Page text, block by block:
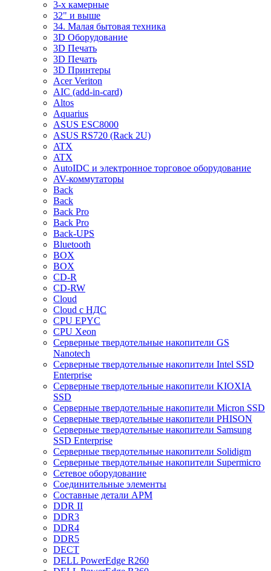
3-x камерные
32" и выше
34. Малая бытовая техника
3D Оборудование
3D Печать
3D Печать
3D Принтеры
Acer Veriton
AIC (add-in-card)
Altos
Aquarius
ASUS ESC8000
ASUS RS720 (Rack 2U)
ATX
ATX
AutoIDC и электронное торговое оборудование
AV-коммутаторы
Back
Back
Back Pro
Back Pro
Back-UPS
Bluetooth
BOX
BOX
CD-R
CD-RW
Cloud
Cloud с НДС
CPU EPYC
CPU Xeon
Cерверные твердотельные накопители GS
Nanotech
Cерверные твердотельные накопители Intel SSD
Enterprise
Cерверные твердотельные накопители KIOXIA
SSD
Cерверные твердотельные накопители Micron SSD
Cерверные твердотельные накопители PHISON
Cерверные твердотельные накопители Samsung
SSD Enterprise
Cерверные твердотельные накопители Solidigm
Cерверные твердотельные накопители Supermicro
Cетевое оборудование
Cоединительные элементы
Cоставные детали АРМ
DDR II
DDR3
DDR4
DDR5
DECT
DELL PowerEdge R260